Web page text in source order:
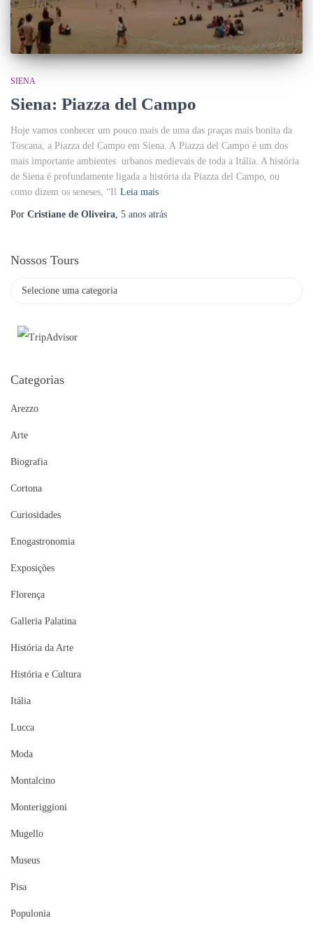
SIENA
Siena: Piazza del Campo
Hoje vamos conhecer um pouco mais de uma das praças mais bonita da
Toscana, a Piazza del Campo em Siena. A Piazza del Campo é um dos
mais importante ambientes urbanos medievais de toda a Itália. A história
de Siena é profundamente ligada a história da Piazza del Campo, ou
como dizem os seneses, “Il Leia mais
Por Cristiane de Oliveira 5 anos atrás
Nossos Tours
Categorias
Arezzo
Arte
Biografia
Cortona
Curiosidades
Enogastronomia
Exposições
Florença
Galleria Palatina
História da Arte
História e Cultura
Itália
Lucca
Moda
Montalcino
Monteriggioni
Mugello
Museus
Pisa
Populonia